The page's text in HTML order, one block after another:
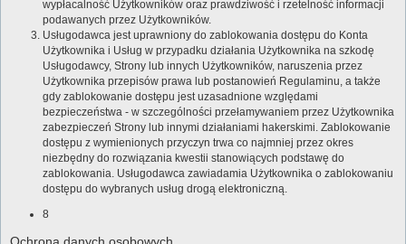
wypłacalność Użytkowników oraz prawdziwość i rzetelność informacji
podawanych przez Użytkowników.
Usługodawca jest uprawniony do zablokowania dostępu do Konta
Użytkownika i Usług w przypadku działania Użytkownika na szkodę
Usługodawcy, Strony lub innych Użytkowników, naruszenia przez
Użytkownika przepisów prawa lub postanowień Regulaminu, a także
gdy zablokowanie dostępu jest uzasadnione względami
bezpieczeństwa - w szczególności przełamywaniem przez Użytkownika
zabezpieczeń Strony lub innymi działaniami hakerskimi. Zablokowanie
dostępu z wymienionych przyczyn trwa co najmniej przez okres
niezbędny do rozwiązania kwestii stanowiących podstawę do
zablokowania. Usługodawca zawiadamia Użytkownika o zablokowaniu
dostępu do wybranych usług drogą elektroniczną.
8